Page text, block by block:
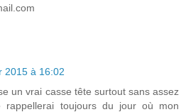
2015 à 16:02
un vrai casse tête surtout sans assez
rappellerai toujours du jour où mon